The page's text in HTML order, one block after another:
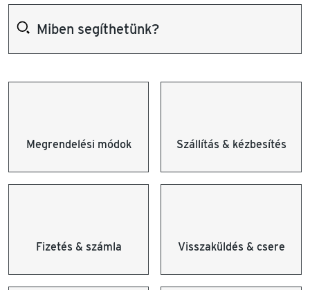
Megrendelési módok Szállítás & kézbesítés
Fizetés & számla Visszaküldés & csere